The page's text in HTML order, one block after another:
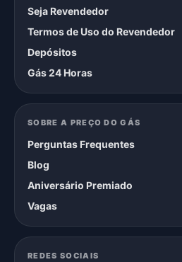
Seja Revendedor
Termos de Uso do Revendedor
Depósitos
Gás 24 Horas
SOBRE A PREÇO DO GÁS
Perguntas Frequentes
Blog
Aniversário Premiado
Vagas
REDES SOCIAIS